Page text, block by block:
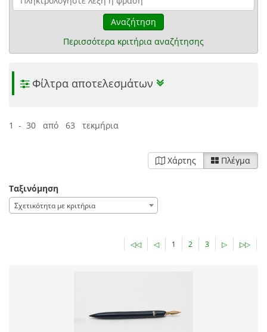
Αναζήτηση
Περισσότερα κριτήρια αναζήτησης
Φίλτρα αποτελεσμάτων
1 - 30 από 63 τεκμήρια
Χάρτης Πλέγμα
Ταξινόμηση
Σχετικότητα με κριτήρια
◁◁ ◁ 1 2 3 ▷ ▷▷